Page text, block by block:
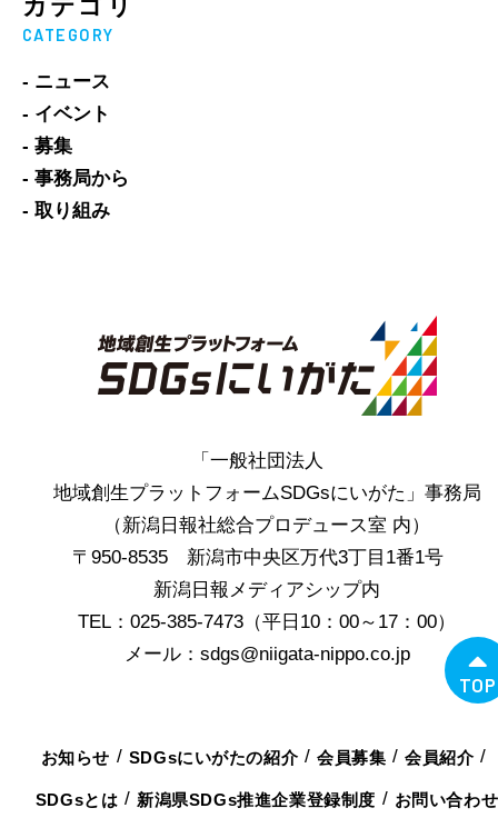
カテゴリ
CATEGORY
- ニュース
- イベント
- 募集
- 事務局から
- 取り組み
TOP
「一般社団法人
地域創生プラットフォームSDGsにいがた」事務局
（新潟日報社総合プロデュース室 内）
〒950-8535 新潟市中央区万代3丁目1番1号
新潟日報メディアシップ内
TEL：025-385-7473（平日10：00～17：00）
メール：sdgs@niigata-nippo.co.jp
お知らせ SDGsにいがたの紹介 会員募集 会員紹介
SDGsとは 新潟県SDGs推進企業登録制度 お問い合わせ